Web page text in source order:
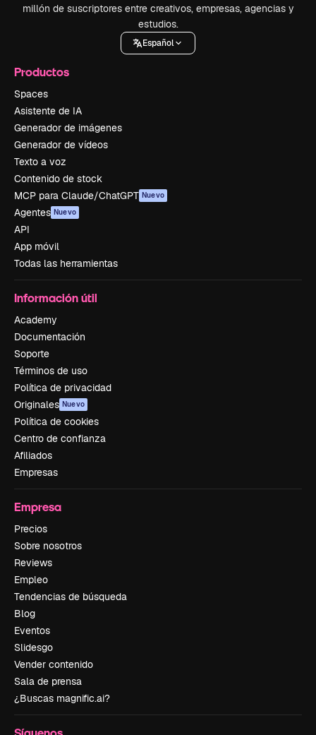
millón de suscriptores entre creativos, empresas, agencias y
estudios.
Español
Productos
Spaces
Asistente de IA
Generador de imágenes
Generador de vídeos
Texto a voz
Contenido de stock
MCP para Claude/ChatGPT Nuevo
Agentes Nuevo
API
App móvil
Todas las herramientas
Información útil
Academy
Documentación
Soporte
Términos de uso
Política de privacidad
Originales Nuevo
Política de cookies
Centro de confianza
Afiliados
Empresas
Empresa
Precios
Sobre nosotros
Reviews
Empleo
Tendencias de búsqueda
Blog
Eventos
Slidesgo
Vender contenido
Sala de prensa
¿Buscas magnific.ai?